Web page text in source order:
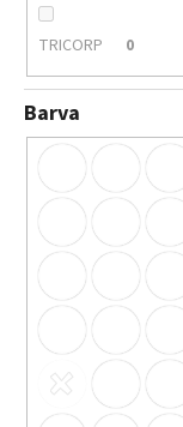
TRICORP 0
Barva